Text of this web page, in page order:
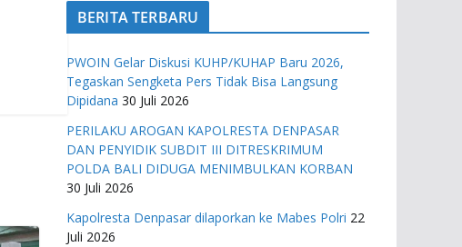
BERITA TERBARU
PWOIN Gelar Diskusi KUHP/KUHAP Baru 2026,
Tegaskan Sengketa Pers Tidak Bisa Langsung
Dipidana 30 Juli 2026
PERILAKU AROGAN KAPOLRESTA DENPASAR
DAN PENYIDIK SUBDIT III DITRESKRIMUM
POLDA BALI DIDUGA MENIMBULKAN KORBAN
30 Juli 2026
Kapolresta Denpasar dilaporkan ke Mabes Polri 22
Juli 2026